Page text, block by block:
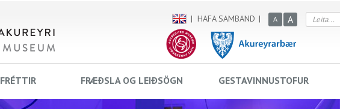
FRÉTTIR FRÆÐSLA OG LEIÐSÖGN GESTAVINNUSTOFUR
A A
HAFA SAMBAND